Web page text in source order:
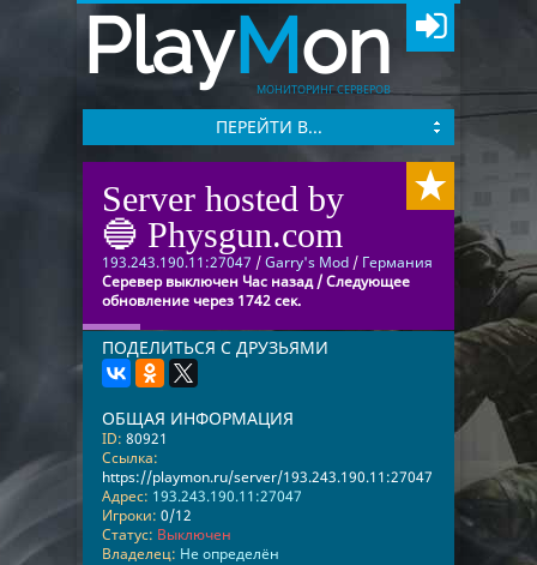
PlayMon
МОНИТОРИНГ СЕРВЕРОВ
ПЕРЕЙТИ В...
Server hosted by
🔵 Physgun.com
193.243.190.11:27047 /Garry's Mod / Германия
Серевер выключен Час назад / Следующее
обновление через 1742 сек.
ПОДЕЛИТЬСЯ С ДРУЗЬЯМИ
ОБЩАЯ ИНФОРМАЦИЯ
ID: 80921
Ссылка:
https://playmon.ru/server/193.243.190.11:27047
Адрес: 193.243.190.11:27047
Игроки: 0/12
Статус: Выключен
Владелец: Не определён